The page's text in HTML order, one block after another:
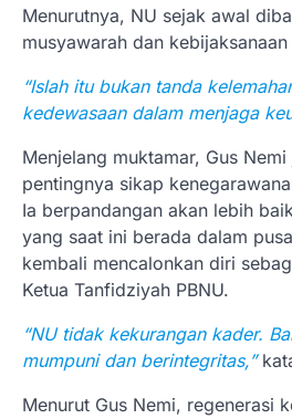
Menurutnya, NU sejak awal
musyawarah dan
“Islah itu bukan tanda
kedewasaan dalam menjaga
Menjelang muktamar, Gus
pentingnya sikap
Ia berpandangan akan lebih
yang saat ini berada dalam
kembali mencalonkan diri
Ketua Tanfidziyah PBNU.
“NU tidak kekurangan kader.
mumpuni dan berintegritas,”
Menurut Gus Nemi, regenerasi